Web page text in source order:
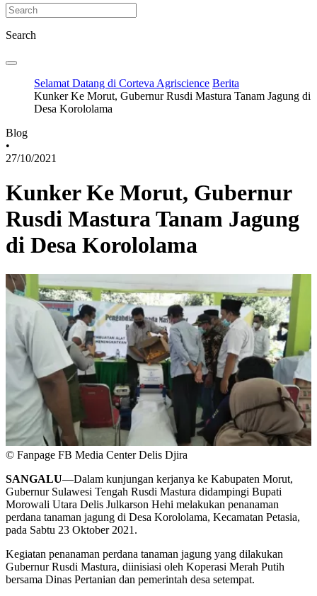
Search
Selamat Datang di Corteva Agriscience Berita
Kunker Ke Morut, Gubernur Rusdi Mastura Tanam Jagung di
Desa Korololama
Blog
•
27/10/2021
Kunker Ke Morut, Gubernur
Rusdi Mastura Tanam Jagung
di Desa Korololama
© Fanpage FB Media Center Delis Djira
SANGALU—Dalam kunjungan kerjanya ke Kabupaten Morut,
Gubernur Sulawesi Tengah Rusdi Mastura didampingi Bupati
Morowali Utara Delis Julkarson Hehi melakukan penanaman
perdana tanaman jagung di Desa Korololama, Kecamatan Petasia,
pada Sabtu 23 Oktober 2021.
Kegiatan penanaman perdana tanaman jagung yang dilakukan
Gubernur Rusdi Mastura, diinisiasi oleh Koperasi Merah Putih
bersama Dinas Pertanian dan pemerintah desa setempat.